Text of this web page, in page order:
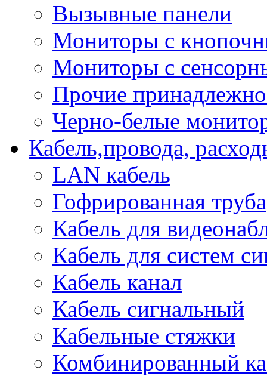
Вызывные панели
Мониторы с
Мониторы с
Прочие
Черно-белые
Кабель,провода,
LAN кабель
Гофрированная труба
Кабель для
Кабель для систем
Кабель канал
Кабель сигнальный
Кабельные стяжки
Комбинированный